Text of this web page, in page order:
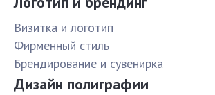
Визитка и логотип
Фирменный стиль
Брендирование и сувенирка
Дизайн полиграфии